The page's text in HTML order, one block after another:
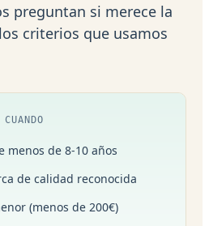
preguntan si merece la
criterios que usamos
menos de 8-10 años
de calidad reconocida
(menos de 200€)